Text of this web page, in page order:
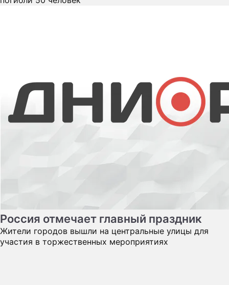
Россия отмечает главный праздник
Жители городов вышли на центральные улицы для